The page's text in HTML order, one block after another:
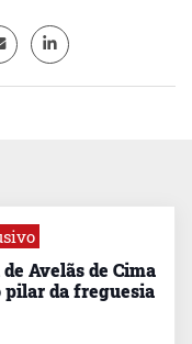
Avelãs de Cima
pilar da freguesia